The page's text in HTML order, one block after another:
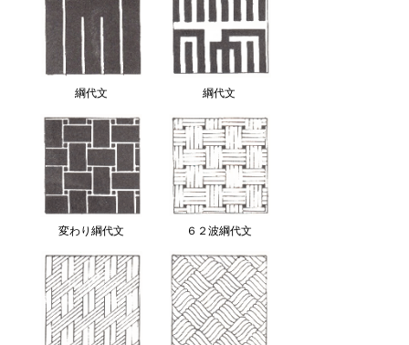
綱代文 綱代文
変わり綱代文 ６２波綱代文